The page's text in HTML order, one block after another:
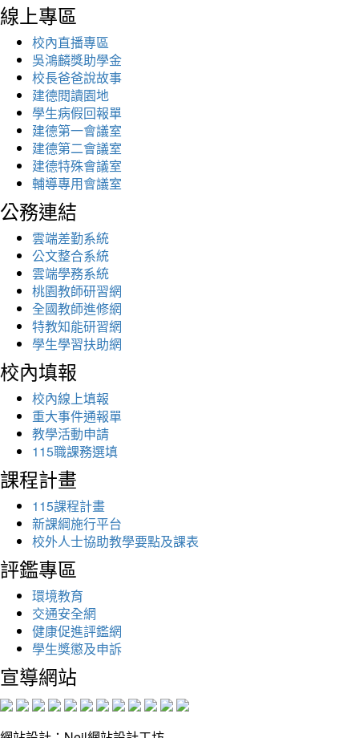
線上專區
校內直播專區
吳鴻麟獎助學金
校長爸爸說故事
建德閱讀園地
學生病假回報單
建德第一會議室
建德第二會議室
建德特殊會議室
輔導專用會議室
公務連結
雲端差勤系統
公文整合系統
雲端學務系統
桃園教師研習網
全國教師進修網
特教知能研習網
學生學習扶助網
校內填報
校內線上填報
重大事件通報單
教學活動申請
115職課務選填
課程計畫
115課程計畫
新課綱施行平台
校外人士協助教學要點及課表
評鑑專區
環境教育
交通安全網
健康促進評鑑網
學生獎懲及申訴
宣導網站